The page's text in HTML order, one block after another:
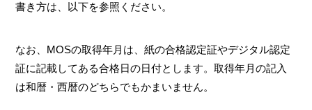
書き方は、以下を参照ください。
なお、MOSの取得年月は、紙の合格認定証やデジタル認定
証に記載してある合格日の日付とします。取得年月の記入
は和暦・西暦のどちらでもかまいません。